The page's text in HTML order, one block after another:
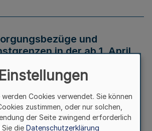
und
in der ab 1. April
Cookies verwendet. Sie können
zustimmen, oder nur solchen,
der Seite zwingend erforderlich
die Datenschutzerklärung